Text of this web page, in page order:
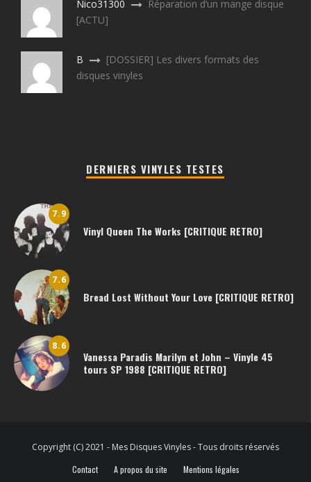
Nico31300
Réparation d’un mange disque
[ACTU]
B
[DOSSIER] Les divers formats des
disques vinyles
DERNIERS VINYLES TESTES
7.9
Vinyl Queen The Works [CRITIQUE RETRO]
7.6
Bread Lost Without Your Love [CRITIQUE RETRO]
8.6
Vanessa Paradis Marilyn et John – Vinyle 45
tours SP 1988 [CRITIQUE RETRO]
Copyright (C) 2021 - Mes Disques Vinyles - Tous droits réservés
Contact
A propos du site Mentions légales